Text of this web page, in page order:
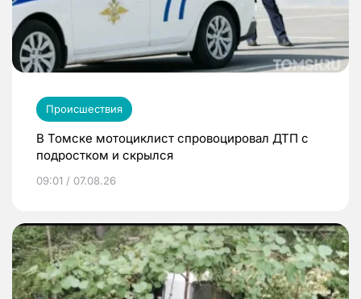
Происшествия
В Томске мотоциклист спровоцировал ДТП с
подростком и скрылся
09:01 / 07.08.26